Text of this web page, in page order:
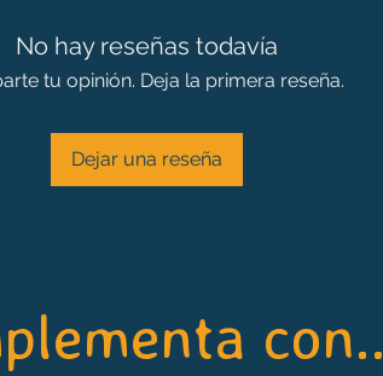
No hay reseñas todavía
tu opinión. Deja la primera reseña.
Dejar una reseña